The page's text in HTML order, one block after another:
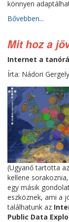
könnyen
Bővebben...
Mit hoz a
Internet a
Írta: Nádori Gergely
(Ugyanő tartotta
kellene
egy másik
eszköznek, ami a
találhatunk az
Public Data